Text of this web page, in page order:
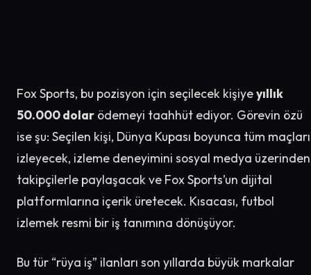
Fox Sports, bu pozisyon için seçilecek kişiyeyıllık
50.000 dolar ödemeyi taahhüt ediyor. Görevin özü
ise şu: Seçilen kişi, Dünya Kupası boyunca tüm maçları
izleyecek, izleme deneyimini sosyal medya üzerinden
takipçilerle paylaşacak ve Fox Sports’un dijital
platformlarına içerik üretecek. Kısacası, futbol
izlemek resmi bir iş tanımına dönüşüyor.
Bu tür “rüya iş” ilanları son yıllarda büyük markalar